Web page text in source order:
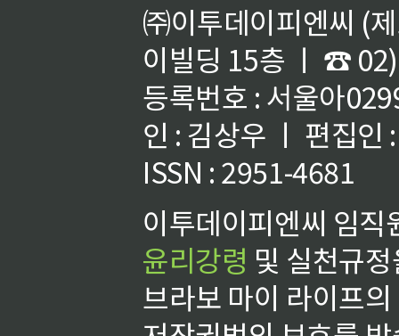
㈜이투데이피엔씨 (
이빌딩 15층 ㅣ ☎
등록번호 : 서울아
인 : 김상우 ㅣ 편집인
ISSN : 2951-4681
이투데이피엔씨 임
윤리강령 및 실천규
브라보 마이 라이프